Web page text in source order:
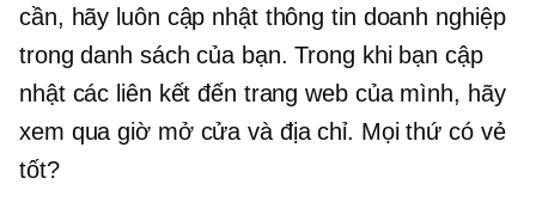
cần, hãy luôn cập nhật thông tin doanh nghiệp
trong danh sách của bạn. Trong khi bạn cập
nhật các liên kết đến trang web của mình, hãy
xem qua giờ mở cửa và địa chỉ. Mọi thứ có vẻ
tốt?